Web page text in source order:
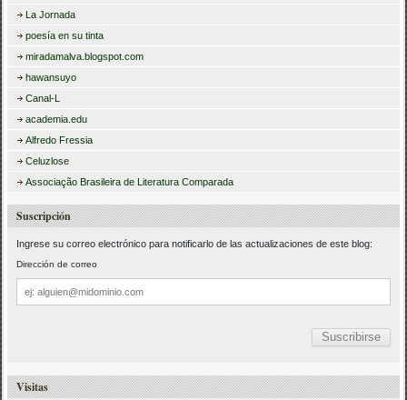
La Jornada
poesía en su tinta
miradamalva.blogspot.com
hawansuyo
Canal-L
academia.edu
Alfredo Fressia
Celuzlose
Associação Brasileira de Literatura Comparada
Suscripción
Ingrese su correo electrónico para notificarlo de las actualizaciones de este blog:
Dirección de correo
Dirección
de
correo
Visitas